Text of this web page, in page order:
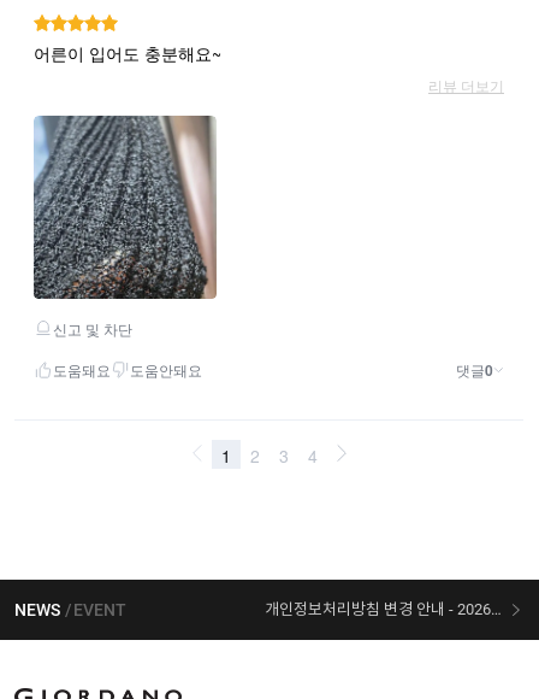
NEWS EVENT 개인정보처리방침 변경 안내 - 2026/07/30 시행